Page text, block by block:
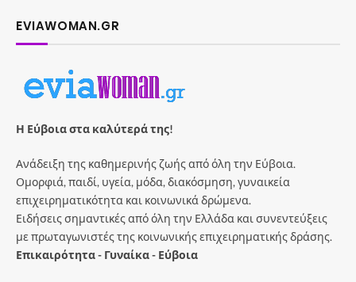
EVIAWOMAN.GR
Η Εύβοια στα καλύτερά της!
Ανάδειξη της καθημερινής ζωής από όλη την Εύβοια.
Ομορφιά, παιδί, υγεία, μόδα, διακόσμηση, γυναικεία
επιχειρηματικότητα και κοινωνικά δρώμενα.
Ειδήσεις σημαντικές από όλη την Ελλάδα και συνεντεύξεις
με πρωταγωνιστές της κοινωνικής επιχειρηματικής δράσης.
Επικαιρότητα - Γυναίκα - Εύβοια